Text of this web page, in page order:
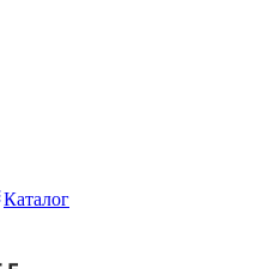
Каталог